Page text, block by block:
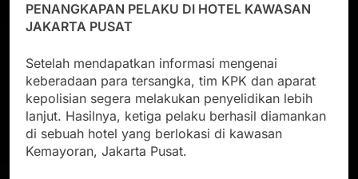
PENANGKAPAN PELAKU DI HOTEL KAWASAN
JAKARTA PUSAT
Setelah mendapatkan informasi mengenai
keberadaan para tersangka, tim KPK dan aparat
kepolisian segera melakukan penyelidikan lebih
lanjut. Hasilnya, ketiga pelaku berhasil diamankan
di sebuah hotel yang berlokasi di kawasan
Kemayoran, Jakarta Pusat.